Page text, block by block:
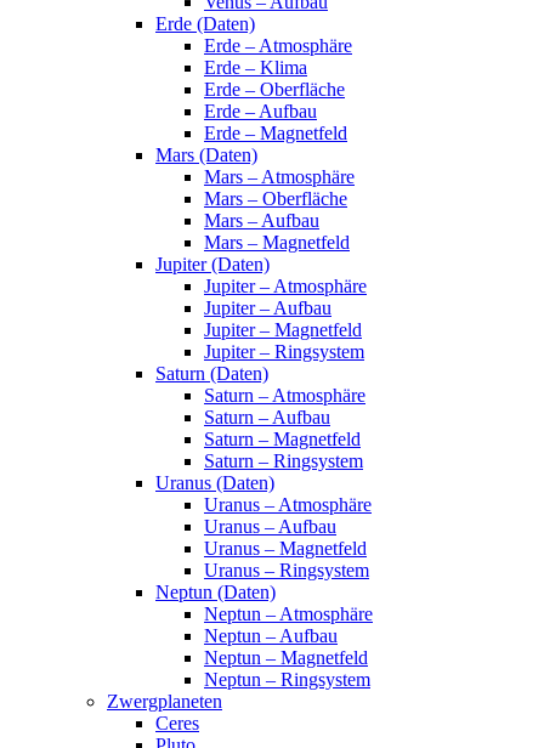
Erde (Daten)
Erde – Atmosphäre
Erde – Klima
Erde – Oberfläche
Erde – Aufbau
Erde – Magnetfeld
Mars (Daten)
Mars – Atmosphäre
Mars – Oberfläche
Mars – Aufbau
Mars – Magnetfeld
Jupiter (Daten)
Jupiter – Atmosphäre
Jupiter – Aufbau
Jupiter – Magnetfeld
Jupiter – Ringsystem
Saturn (Daten)
Saturn – Atmosphäre
Saturn – Aufbau
Saturn – Magnetfeld
Saturn – Ringsystem
Uranus (Daten)
Uranus – Atmosphäre
Uranus – Aufbau
Uranus – Magnetfeld
Uranus – Ringsystem
Neptun (Daten)
Neptun – Atmosphäre
Neptun – Aufbau
Neptun – Magnetfeld
Neptun – Ringsystem
Zwergplaneten
Ceres